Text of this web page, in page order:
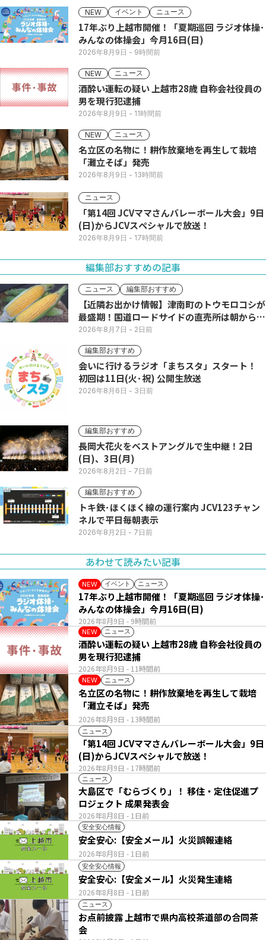
NEW イベント ニュース
17年ぶり上越市開催！「夏期巡回 ラジオ体操･
みんなの体操会」今月16日(日)
2026年8月9日 - 9時間前
NEW ニュース
酒酔い運転の疑い 上越市28歳 自称会社役員の
男を現行犯逮捕
2026年8月9日 - 11時間前
NEW ニュース
名立区の名物に！耕作放棄地を再生して栽培
「灘立そば」発売
2026年8月9日 - 13時間前
ニュース
「第14回 JCVママさんバレーボール大会」9日
(日)からJCVスペシャルで放送！
2026年8月9日 - 17時間前
編集部おすすめの記事
ニュース 編集部おすすめ
【近隣お出かけ情報】津南町のトウモロコシが
最盛期！国道ロードサイドの直売所は朝から長
い列
2026年8月7日 - 2日前
編集部おすすめ
会いに行けるラジオ「まちスタ」スタート！
初回は11日(火･祝) 公開生放送
2026年8月6日 - 3日前
編集部おすすめ
長岡大花火をベストアングルで生中継！2日
(日)、3日(月)
2026年8月2日 - 7日前
編集部おすすめ
トキ鉄･ほくほく線の運行案内 JCV123チャン
ネルで平日毎朝表示
2026年8月2日 - 7日前
あわせて読みたい記事
NEW イベント ニュース
2026年8月9日 - 9時間前
17年ぶり上越市開催！「夏期巡回 ラジオ体操･
みんなの体操会」今月16日(日)
NEW ニュース
2026年8月9日 - 11時間前
酒酔い運転の疑い 上越市28歳 自称会社役員の
男を現行犯逮捕
NEW ニュース
2026年8月9日 - 13時間前
名立区の名物に！耕作放棄地を再生して栽培
「灘立そば」発売
ニュース
2026年8月9日 - 17時間前
「第14回 JCVママさんバレーボール大会」9日
(日)からJCVスペシャルで放送！
ニュース
2026年8月8日 - 1日前
大島区で「むらづくり」！ 移住・定住促進プ
ロジェクト 成果発表会
安全安心情報
2026年8月8日 - 1日前
安全安心:【安全メール】火災誤報連絡
安全安心情報
2026年8月8日 - 1日前
安全安心:【安全メール】火災発生連絡
ニュース
お点前披露 上越市で県内高校茶道部の合同茶
会